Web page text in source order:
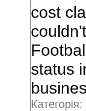
cost
status
Категорія: